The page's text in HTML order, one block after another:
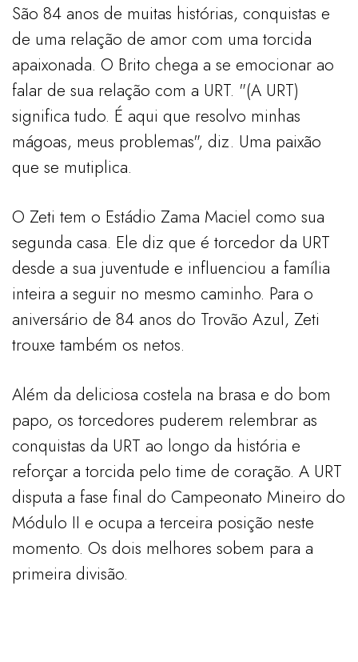
São 84 anos de muitas histórias, conquistas e
de uma relação de amor com uma torcida
apaixonada. O Brito chega a se emocionar ao
falar de sua relação com a URT. "(A URT)
significa tudo. É aqui que resolvo minhas
mágoas, meus problemas", diz. Uma paixão
que se mutiplica.
O Zeti tem o Estádio Zama Maciel como sua
segunda casa. Ele diz que é torcedor da URT
desde a sua juventude e influenciou a família
inteira a seguir no mesmo caminho. Para o
aniversário de 84 anos do Trovão Azul, Zeti
trouxe também os netos.
Além da deliciosa costela na brasa e do bom
papo, os torcedores puderem relembrar as
conquistas da URT ao longo da história e
reforçar a torcida pelo time de coração. A URT
disputa a fase final do Campeonato Mineiro do
Módulo II e ocupa a terceira posição neste
momento. Os dois melhores sobem para a
primeira divisão.